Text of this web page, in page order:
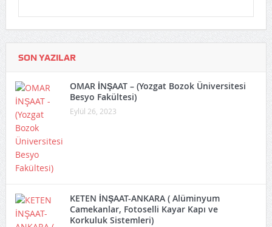
SON YAZILAR
OMAR İNŞAAT – (Yozgat Bozok Üniversitesi
Besyo Fakültesi)
Eylül 26, 2023
KETEN İNŞAAT-ANKARA ( Alüminyum
Camekanlar, Fotoselli Kayar Kapı ve
Korkuluk Sistemleri)